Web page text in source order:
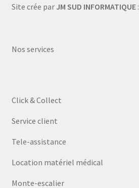
Site crée par JM SUD INFORMATIQUE:
Nos services
Click & Collect
Service client
Tele-assistance
Location matériel médical
Monte-escalier